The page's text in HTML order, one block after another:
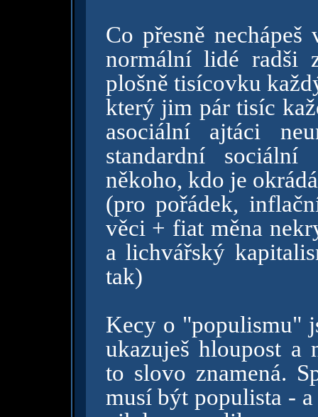
Co přesně
normální lidé radši
plošně tisícovku
který jim pár tisíc
asociální ajtáci
standardní
někoho, kdo je
(pro pořádek,
věci + fiat měna
a lichvářský
tak)
Kecy o "populismu"
ukazuješ hloupost a
to slovo znamená.
musí být populista -